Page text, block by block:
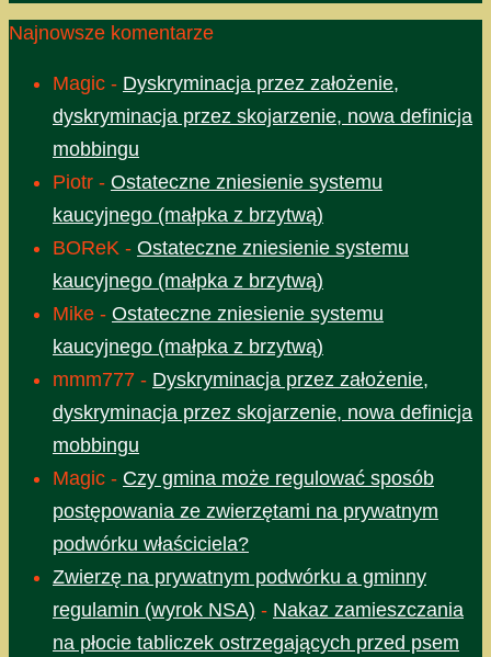
Najnowsze komentarze
Magic - Dyskryminacja przez założenie,
dyskryminacja przez skojarzenie, nowa definicja
mobbingu
Piotr - Ostateczne zniesienie systemu
kaucyjnego (małpka z brzytwą)
BOReK - Ostateczne zniesienie systemu
kaucyjnego (małpka z brzytwą)
Mike - Ostateczne zniesienie systemu
kaucyjnego (małpka z brzytwą)
mmm777 - Dyskryminacja przez założenie,
dyskryminacja przez skojarzenie, nowa definicja
mobbingu
Magic - Czy gmina może regulować sposób
postępowania ze zwierzętami na prywatnym
podwórku właściciela?
Zwierzę na prywatnym podwórku a gminny
regulamin (wyrok NSA) - Nakaz zamieszczania
na płocie tabliczek ostrzegających przed psem